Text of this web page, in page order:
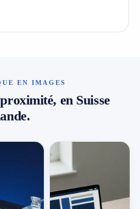
EN IMAGES
en Suisse